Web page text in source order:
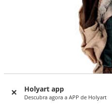
Holyart app
Descubra agora a APP de Holyart